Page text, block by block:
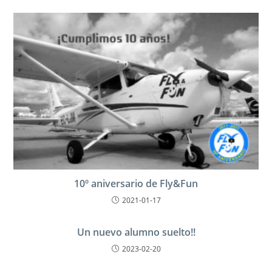
10º aniversario de Fly&Fun
2021-01-17
Un nuevo alumno suelto!!
2023-02-20